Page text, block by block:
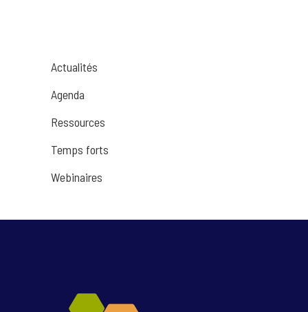
Actualités
Agenda
Ressources
Temps forts
Webinaires